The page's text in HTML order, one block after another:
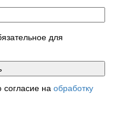
для
на обработку